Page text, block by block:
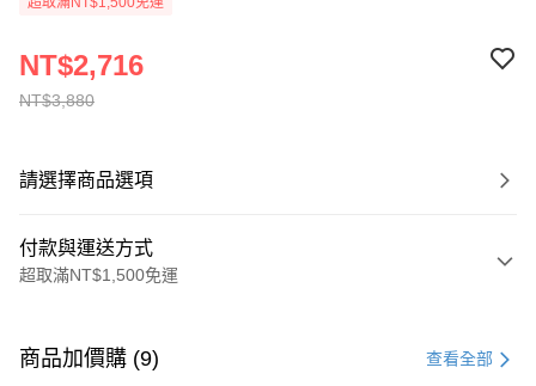
NT$3,880
NT$2,716
請選擇商品選項
付款與運送方式
超取滿NT$1,500免運
信用卡一次付款
商品加價購 (9) 查看全部